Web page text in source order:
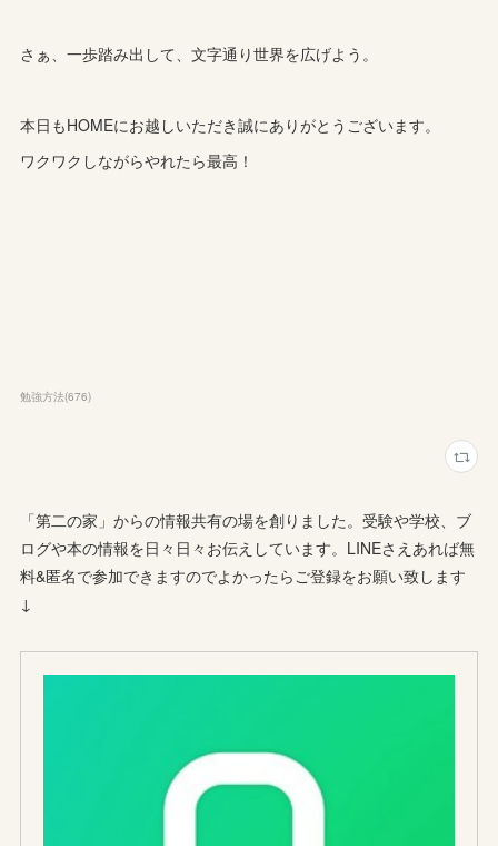
さぁ、一歩踏み出して、文字通り世界を広げよう。
本日もHOMEにお越しいただき誠にありがとうございます。
ワクワクしながらやれたら最高！
勉強方法(676)
「第二の家」からの情報共有の場を創りました。受験や学校、ブ
ログや本の情報を日々日々お伝えしています。LINEさえあれば無
料&匿名で参加できますのでよかったらご登録をお願い致します
↓